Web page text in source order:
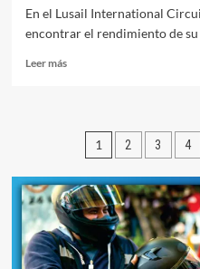
En el Lusail International
encontrar el rendimiento de
Leer másLeer
los
problemas
en
Qatar
Paginación
de
entradas
1 2 3 4